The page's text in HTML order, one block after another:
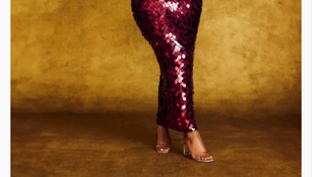
YouTube
Spotify Soundcloud
Ако нашият сайт ви харесва, можете да се абонирате за
седмичния ни нюзлетър тук:
© 2026, HighViewArt | Всички права запазени